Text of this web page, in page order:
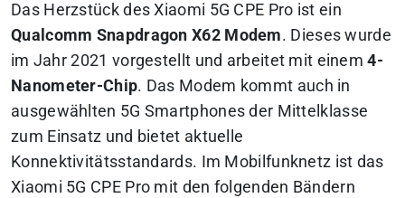
Das Herzstück des Xiaomi 5G CPE Pro ist ein
Qualcomm Snapdragon X62 Modem. Dieses wurde
im Jahr 2021 vorgestellt und arbeitet mit einem4-
Nanometer-Chip. Das Modem kommt auch in
ausgewählten 5G Smartphones der Mittelklasse
zum Einsatz und bietet aktuelle
Konnektivitätsstandards. Im Mobilfunknetz ist das
Xiaomi 5G CPE Pro mit den folgenden Bändern